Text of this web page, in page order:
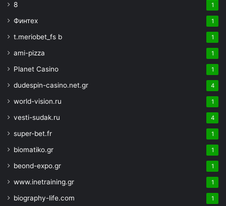
8 1
Финтех 1
t.meriobet_fs b 1
ami-pizza 1
Planet Casino 1
dudespin-casino.net.gr 4
world-vision.ru 1
vesti-sudak.ru 4
super-bet.fr 1
biomatiko.gr 1
beond-expo.gr 1
www.inetraining.gr 1
biography-life.com 1